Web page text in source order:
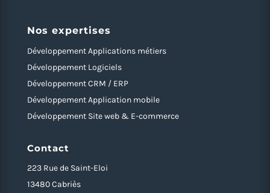
Nos expertises
Développement Applications métiers
Développement Logiciels
Développement CRM / ERP
Développement Application mobile
Développement Site web & E-commerce
Contact
223 Rue de Saint-Eloi
13480 Cabriès